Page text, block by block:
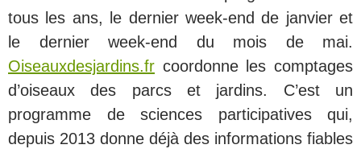
tous les ans, le dernier week-end de janvier et
le dernier week-end du mois de mai.
Oiseauxdesjardins.fr coordonne les comptages
d’oiseaux des parcs et jardins. C’est un
programme de sciences participatives qui,
depuis 2013 donne déjà des informations fiables